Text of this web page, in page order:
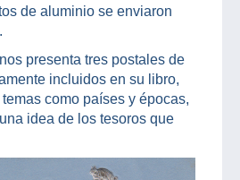
de aluminio se enviaron
presenta tres postales de
incluidos en su libro,
como países y épocas,
idea de los tesoros que